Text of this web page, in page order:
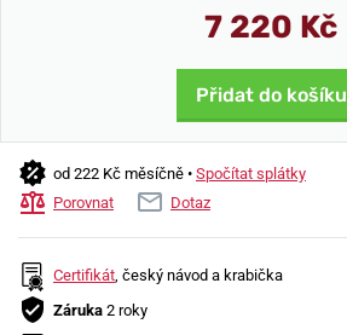
7 220 Kč
Přidat do košíku
od 222 Kč měsíčně • Spočítat splátky
Porovnat
Dotaz
Certifikát, český návod a krabička
Záruka 2 roky